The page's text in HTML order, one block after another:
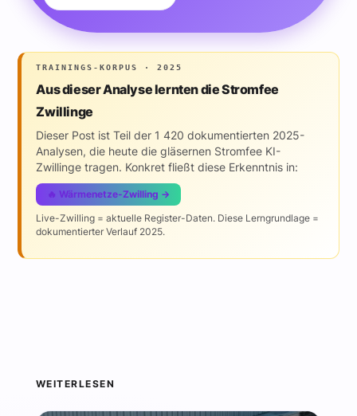
TRAININGS-KORPUS · 2025
Aus dieser Analyse lernten die Stromfee
Zwillinge
Dieser Post ist Teil der 1 420 dokumentierten 2025-
Analysen, die heute die gläsernen Stromfee KI-
Zwillinge tragen. Konkret fließt diese Erkenntnis in:
🔥 Wärmenetze-Zwilling →
Live-Zwilling = aktuelle Register-Daten. Diese Lerngrundlage =
dokumentierter Verlauf 2025.
WEITERLESEN